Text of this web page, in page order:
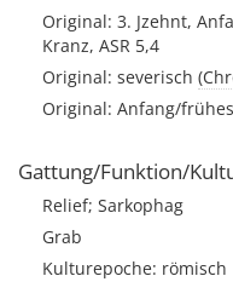
Original: 3. Jzehnt,
Kranz, ASR 5,4
Original: severisch
Original: Anfang/
Gattung/Funktion/
Relief; Sarkophag
Grab
Kulturepoche: römisch